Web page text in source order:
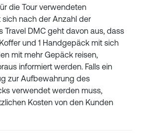
die Tour verwendeten
sich nach der Anzahl der
Travel DMC geht davon aus, dass
und 1 Handgepäck mit sich
mit mehr Gepäck reisen,
informiert werden. Falls ein
zur Aufbewahrung des
verwendet werden muss,
Kosten von den Kunden